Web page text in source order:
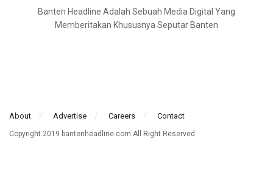
Banten Headline Adalah Sebuah Media Digital Yang
Memberitakan Khususnya Seputar Banten
About Advertise Careers Contact
Copyright 2019 bantenheadline.com All Right Reserved